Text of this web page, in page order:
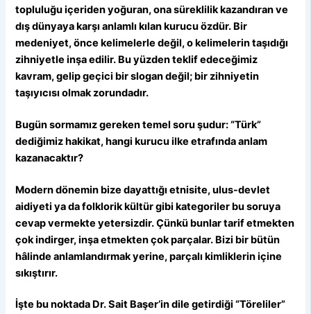
topluluğu içeriden yoğuran, ona süreklilik kazandıran ve
dış dünyaya karşı anlamlı kılan kurucu özdür. Bir
medeniyet, önce kelimelerle değil, o kelimelerin taşıdığı
zihniyetle inşa edilir. Bu yüzden teklif edeceğimiz
kavram, gelip geçici bir slogan değil; bir zihniyetin
taşıyıcısı olmak zorundadır.
Bugün sormamız gereken temel soru şudur: “Türk”
dediğimiz hakikat, hangi kurucu ilke etrafında anlam
kazanacaktır?
Modern dönemin bize dayattığı etnisite, ulus-devlet
aidiyeti ya da folklorik kültür gibi kategoriler bu soruya
cevap vermekte yetersizdir. Çünkü bunlar tarif etmekten
çok indirger, inşa etmekten çok parçalar. Bizi bir bütün
hâlinde anlamlandırmak yerine, parçalı kimliklerin içine
sıkıştırır.
İşte bu noktada Dr. Sait Başer’in dile getirdiği “Töreliler”